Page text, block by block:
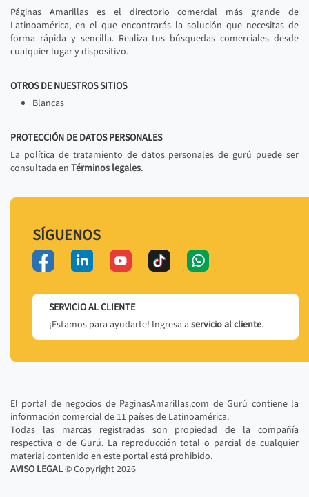
Páginas Amarillas es el directorio comercial más grande de
Latinoamérica, en el que encontrarás la solución que necesitas de
forma rápida y sencilla. Realiza tus búsquedas comerciales desde
cualquier lugar y dispositivo.
OTROS DE NUESTROS SITIOS
Blancas
PROTECCIÓN DE DATOS PERSONALES
La política de tratamiento de datos personales de gurú puede ser
consultada en Términos legales.
SÍGUENOS
SERVICIO AL CLIENTE
¡Estamos para ayudarte! Ingresa a servicio al cliente.
El portal de negocios de PaginasAmarillas.com de Gurú contiene la
información comercial de 11 países de Latinoamérica.
Todas las marcas registradas son propiedad de la compañía
respectiva o de Gurú. La reproducción total o parcial de cualquier
material contenido en este portal está prohibido.
AVISO LEGAL© Copyright2026